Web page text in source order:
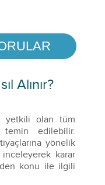
Alınır?
yetkili olan tüm
temin edilebilir.
yönelik
inceleyerek karar
konu ile ilgili